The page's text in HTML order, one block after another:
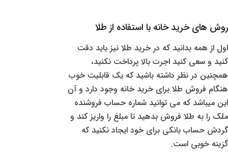
روش های خرید خانه با استفاده از طلا
اول از همه بدانید که در خرید طلا نیز باید دقت
کنید و سعی کنید اجرت بالا پرداخت نکنید،
همچنین در نظر داشته باشید که یک قابلیت خوب
هنگام فروش طلا برای خرید خانه وجود دارد و آن
این میباشد که می توانید شماره حساب فروشنده
ملک را به طلا فروش بدهید تا مبلغ را واریز کند و
گردش حساب بانکی برای خود ایجاد نکنید که
گزینه خوبی است.